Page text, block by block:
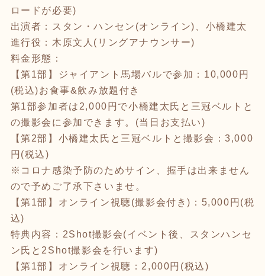
ロードが必要)
出演者：スタン・ハンセン(オンライン)、小橋建太
進行役：木原文人(リングアナウンサー)
料金形態：
【第1部】ジャイアント馬場バルで参加：10,000円
(税込)お食事&飲み放題付き
第1部参加者は2,000円で小橋建太氏と三冠ベルトと
の撮影会に参加できます。(当日お支払い)
【第2部】小橋建太氏と三冠ベルトと撮影会：3,000
円(税込)
※コロナ感染予防のためサイン、握手は出来ません
ので予めご了承下さいませ。
【第1部】オンライン視聴(撮影会付き)：5,000円(税
込)
特典内容：2Shot撮影会(イベント後、スタンハンセ
ン氏と2Shot撮影会を行います)
【第1部】オンライン視聴：2,000円(税込)